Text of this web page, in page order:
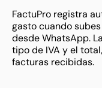
FactuPro registra
gasto cuando
desde WhatsApp.
tipo de IVA y el
facturas recibidas.